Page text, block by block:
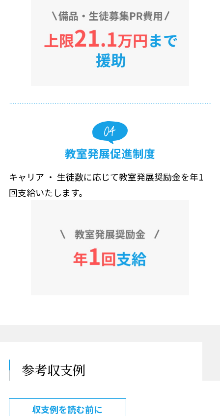
教室発展促進制度
キャリア ・ 生徒数に応じて教室発展奨励金を年1
回支給いたします。
参考収支例
収支例を読む前に